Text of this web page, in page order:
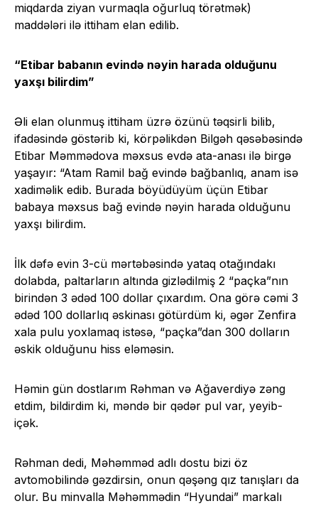
miqdarda ziyan vurmaqla oğurluq törətmək)
maddələri ilə ittiham elan edilib.
“Etibar babanın evində nəyin harada olduğunu
yaxşı bilirdim”
Əli elan olunmuş ittiham üzrə özünü təqsirli bilib,
ifadəsində göstərib ki, körpəlikdən Bilgəh qəsəbəsində
Etibar Məmmədova məxsus evdə ata-anası ilə birgə
yaşayır: “Atam Ramil bağ evində bağbanlıq, anam isə
xadiməlik edib. Burada böyüdüyüm üçün Etibar
babaya məxsus bağ evində nəyin harada olduğunu
yaxşı bilirdim.
İlk dəfə evin 3-cü mərtəbəsində yataq otağındakı
dolabda, paltarların altında gizlədilmiş 2 “paçka”nın
birindən 3 ədəd 100 dollar çıxardım. Ona görə cəmi 3
ədəd 100 dollarlıq əskinası götürdüm ki, əgər Zenfira
xala pulu yoxlamaq istəsə, “paçka”dan 300 dolların
əskik olduğunu hiss eləməsin.
Həmin gün dostlarım Rəhman və Ağaverdiyə zəng
etdim, bildirdim ki, məndə bir qədər pul var, yeyib-
içək.
Rəhman dedi, Məhəmməd adlı dostu bizi öz
avtomobilində gəzdirsin, onun qəşəng qız tanışları da
olur. Bu minvalla Məhəmmədin “Hyundai” markalı